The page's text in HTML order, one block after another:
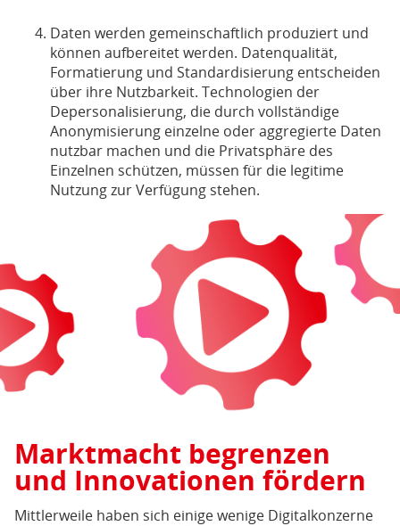
Daten werden gemeinschaftlich produziert und
können aufbereitet werden. Datenqualität,
Formatierung und Standardisierung entscheiden
über ihre Nutzbarkeit. Technologien der
Depersonalisierung, die durch vollständige
Anonymisierung einzelne oder aggregierte Daten
nutzbar machen und die Privatsphäre des
Einzelnen schützen, müssen für die legitime
Nutzung zur Verfügung stehen.
Marktmacht begrenzen
und Innovationen fördern
Mittlerweile haben sich einige wenige Digitalkonzerne